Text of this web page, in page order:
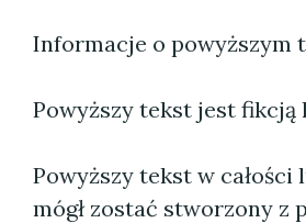
Informacje o powyższym
Powyższy tekst jest fikcją
Powyższy tekst w całości
mógł zostać stworzony z